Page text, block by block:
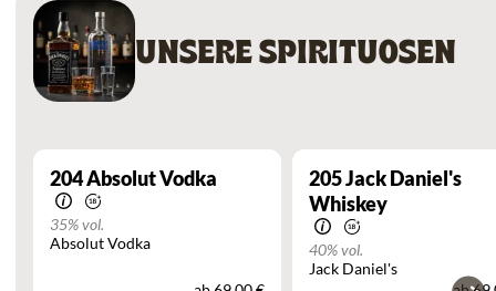
UNSERE SPIRITUOSEN
204Absolut Vodka
35% vol.
Absolut Vodka
205Jack Daniel's
Whiskey
40% vol.
Jack Daniel's